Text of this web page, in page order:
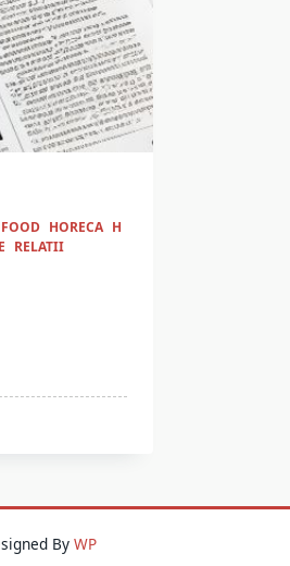
FOOD HORECA H
RELATII
ByWP